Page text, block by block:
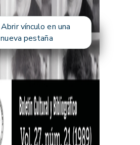
Abrir vínculo en una
nueva pestaña